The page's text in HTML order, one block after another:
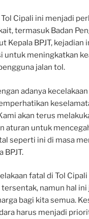
Cipali ini menjadi
termasuk Badan
Kepala BPJT, kejadian
untuk meningkatkan
jalan tol.
adanya
akan terus
aturan untuk
seperti ini di masa
BPJT.
fatal di Tol
namun hal ini
bagi kita semua.
harus menjadi